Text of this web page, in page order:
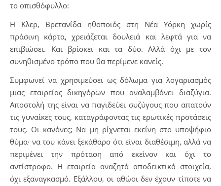
το οπισθόφυλλο:
Η Κλερ, Βρετανίδα ηθοποιός στη Νέα Υόρκη χωρίς
πράσινη κάρτα, χρειάζεται δουλειά και λεφτά για να
επιβιώσει. Και βρίσκει και τα δύο. Αλλά όχι με τον
συνηθισμένο τρόπο που θα περίμενε κανείς.
Συμφωνεί να χρησιμεύσει ως δόλωμα για λογαριασμός
μιας εταιρείας δικηγόρων που αναλαμβάνει διαζύγια.
Αποστολή της είναι να παγιδεύει συζύγους που απατούν
τις γυναίκες τους, καταγράφοντας τις ερωτικές προτάσεις
τους. Οι κανόνες; Να μη ρίχνεται εκείνη στο υποψήφιο
θύμα∙ να του κάνει ξεκάθαρο ότι είναι διαθέσιμη, αλλά να
περιμένει την πρόταση από εκείνον και όχι το
αντίστροφο. Η εταιρεία αναζητά αποδεικτικά στοιχεία,
όχι εξαναγκασμό. Εξάλλου, οι αθώοι δεν έχουν τίποτε να